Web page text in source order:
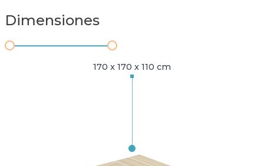
Dimensiones
170 x 170 x 110 cm